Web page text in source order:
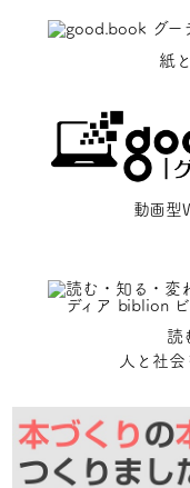
紙
動画型
読
人と社会